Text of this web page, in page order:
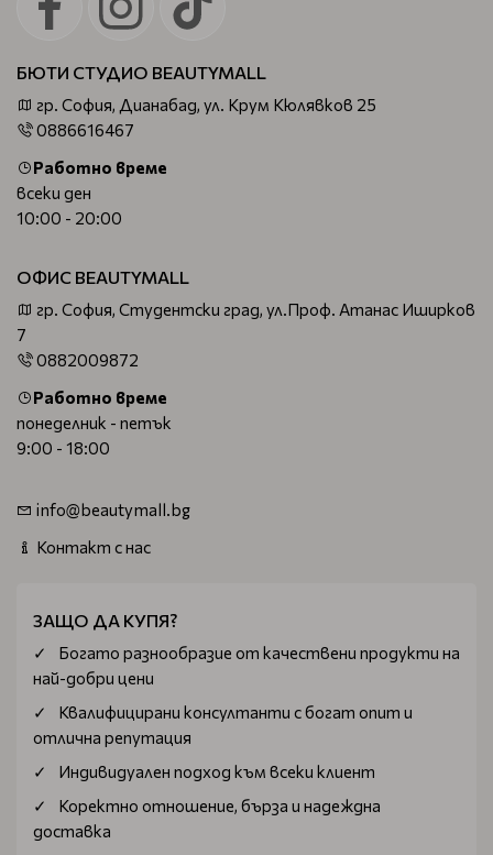
БЮТИ СТУДИО BEAUTYMALL
гр. София, Дианабад, ул. Крум Кюлявков 25
0886616467
Работно време
всеки ден
10:00 - 20:00
ОФИС BEAUTYMALL
гр. София, Студентски град, ул.Проф. Атанас Иширков
7
0882009872
Работно време
понеделник - петък
9:00 - 18:00
info@beautymall.bg
Контакт с нас
ЗАЩО ДА КУПЯ?
Богатo разнообразие от качествени продукти на
най-добри цени
Квалифицирани консултанти с богат опит и
отлична репутация
Индивидуален подход към всеки клиент
Коректно отношение, бърза и надеждна
доставка